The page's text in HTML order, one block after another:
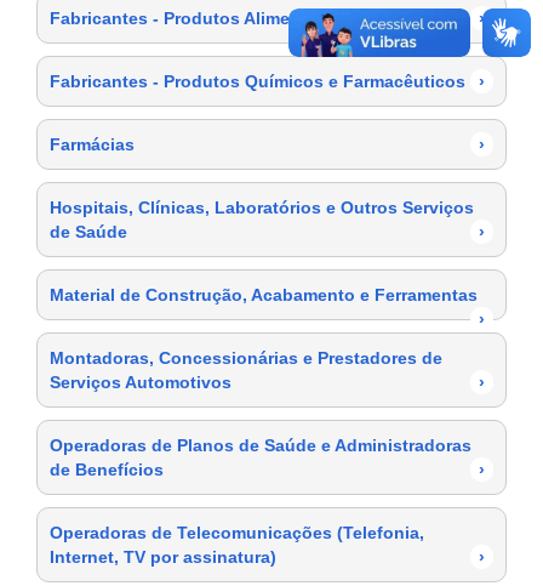
Fabricantes - Produtos Alimentícios ›
Fabricantes - Produtos Químicos e Farmacêuticos ›
Farmácias ›
Hospitais, Clínicas, Laboratórios e Outros Serviços
de Saúde
›
Material de Construção, Acabamento e Ferramentas
›
Montadoras, Concessionárias e Prestadores de
Serviços Automotivos
›
Operadoras de Planos de Saúde e Administradoras
de Benefícios
›
Operadoras de Telecomunicações (Telefonia,
Internet, TV por assinatura)
›